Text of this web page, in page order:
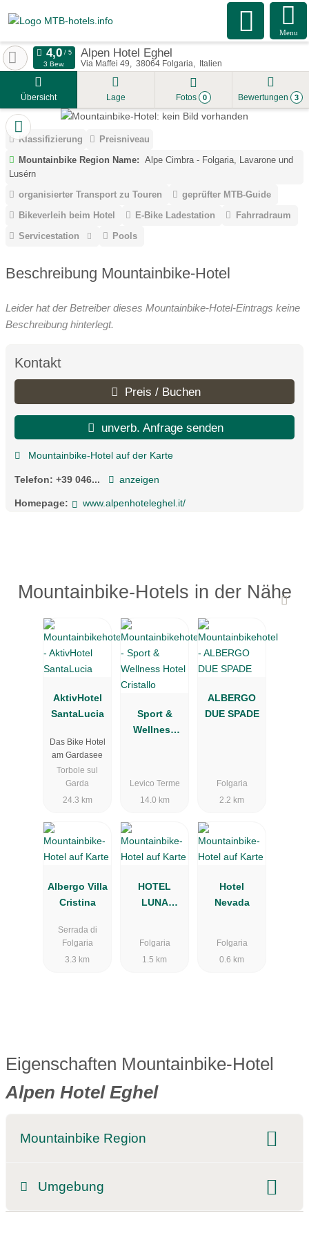
Menu
Alpen Hotel Eghel
Via Maffei 49 38064 Folgaria Italien
3 Bew.
Übersicht Lage Fotos 0 Bewertungen 3
Klassifizierung
Preisniveau
Mountainbike Region Name:
Alpe Cimbra - Folgaria, Lavarone und
Lusérn
organisierter Transport zu Touren
geprüfter MTB-Guide
Bikeverleih beim Hotel
E-Bike Ladestation
Fahrradraum
Servicestation
Pools
Beschreibung Mountainbike-Hotel
Leider hat der Betreiber dieses Mountainbike-Hotel-Eintrags keine
Beschreibung hinterlegt.
Kontakt
Preis / Buchen
unverb. Anfrage senden
Mountainbike-Hotel auf der Karte
Telefon: +39 046... anzeigen
Homepage: www.alpenhoteleghel.it/
Mountainbike-Hotels in der Nähe
AktivHotel
SantaLucia
Das Bike Hotel
am Gardasee
Torbole sul
Garda
24.3 km
Sport &
Wellness
Levico Terme
14.0 km
ALBERGO
DUE SPADE
Folgaria
2.2 km
Albergo Villa
Cristina
Serrada di
Folgaria
3.3 km
HOTEL
LUNA
Folgaria
1.5 km
Hotel
Nevada
Folgaria
0.6 km
Eigenschaften Mountainbike-Hotel
Alpen Hotel Eghel
Mountainbike Region
Umgebung